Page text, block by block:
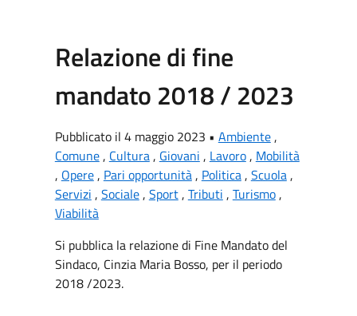
Relazione di fine
mandato 2018 / 2023
Pubblicato il 4 maggio 2023 • Ambiente,
Comune, Cultura, Giovani , Lavoro, Mobilità
, Opere, Pari opportunità, Politica, Scuola,
Servizi , Sociale, Sport, Tributi , Turismo,
Viabilità
Si pubblica la relazione di Fine Mandato del
Sindaco, Cinzia Maria Bosso, per il periodo
2018 /2023.